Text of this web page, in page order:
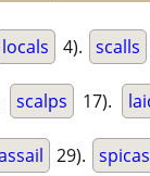
locals 4). scalls
scalps 17).
29). spicas